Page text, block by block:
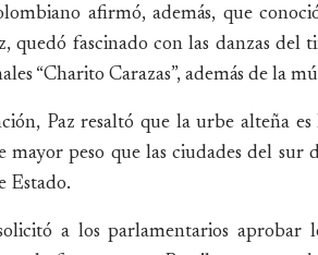
afirmó, además, que
quedó fascinado con las danzas
“Charito Carazas”, además de la
Paz resaltó que la urbe alteña
mayor peso que las ciudades del
Estado.
a los parlamentarios